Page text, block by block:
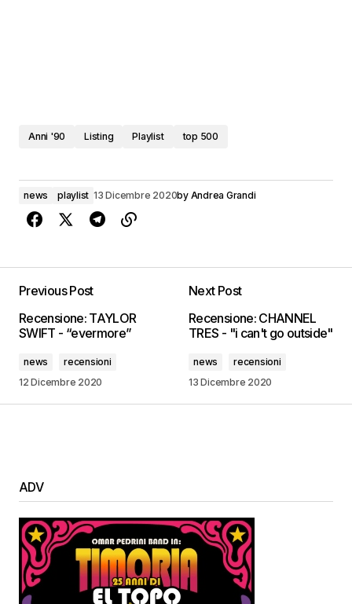
Anni '90 Listing Playlist top 500
news playlist 13 Dicembre 2020by Andrea Grandi
Previous Post
Recensione: TAYLOR
SWIFT - “evermore”
news
recensioni
12 Dicembre 2020
Next Post
Recensione: CHANNEL
TRES - "i can't go outside"
news
recensioni
13 Dicembre 2020
ADV